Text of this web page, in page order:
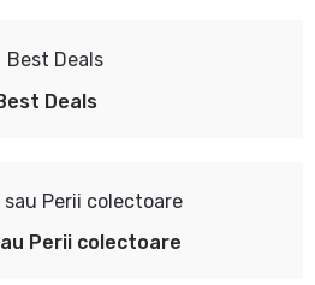
Deals
Perii colectoare